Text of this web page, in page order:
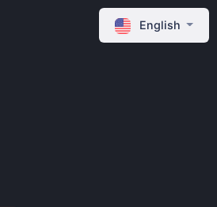
English